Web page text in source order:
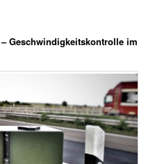
– Geschwindigkeitskontrolle im